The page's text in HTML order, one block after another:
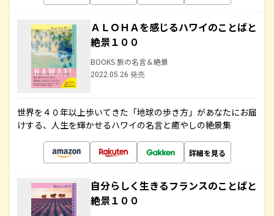
ＡＬＯＨＡを感じるハワイのことばと
絶景１００
BOOKS 旅の名言＆絶景
2022.05.26 発売
世界を４０年以上歩いてきた「地球の歩き方」があなたにお届
けする、人生を輝かせるハワイの名言と癒やしの絶景集
詳細を見る
自分らしく生きるフランスのことばと
絶景１００